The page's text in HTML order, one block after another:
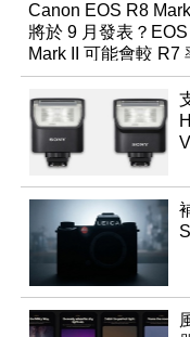
Canon EOS R8
將於 9 月發表？
Mark II 可能會較 R7
推出